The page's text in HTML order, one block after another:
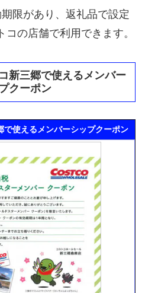
限があり、返礼品で設定
の店舗で利用できます。
新三郷で使えるメンバー
クーポン
で使えるメンバーシップクーポン